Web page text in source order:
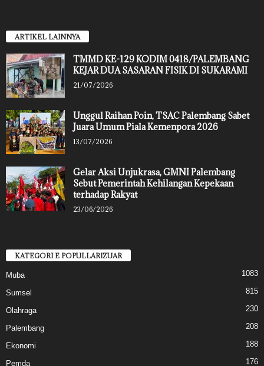
ARTIKEL LAINNYA
TMMD KE-129 KODIM 0418/PALEMBANG
KEJAR DUA SASARAN FISIK DI SUKARAMI
21/07/2026
Unggul Raihan Poin, TSAC Palembang Sabet
Juara Umum Piala Kemenpora 2026
13/07/2026
Gelar Aksi Unjukrasa, GMNI Palembang
Sebut Pemerintah Kehilangan Kepekaan
terhadap Rakyat
23/06/2026
KATEGORI E POPULLARIZUAR
Muba 1083
Sumsel 815
Olahraga 230
Palembang 208
Ekonomi 188
Pemda 176